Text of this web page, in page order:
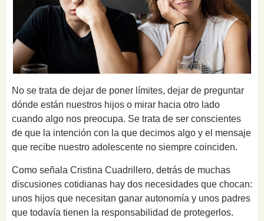
No se trata de dejar de poner límites, dejar de preguntar
dónde están nuestros hijos o mirar hacia otro lado
cuando algo nos preocupa. Se trata de ser conscientes
de que la intención con la que decimos algo y el mensaje
que recibe nuestro adolescente no siempre coinciden.
Como señala Cristina Cuadrillero, detrás de muchas
discusiones cotidianas hay dos necesidades que chocan:
unos hijos que necesitan ganar autonomía y unos padres
que todavía tienen la responsabilidad de protegerlos.